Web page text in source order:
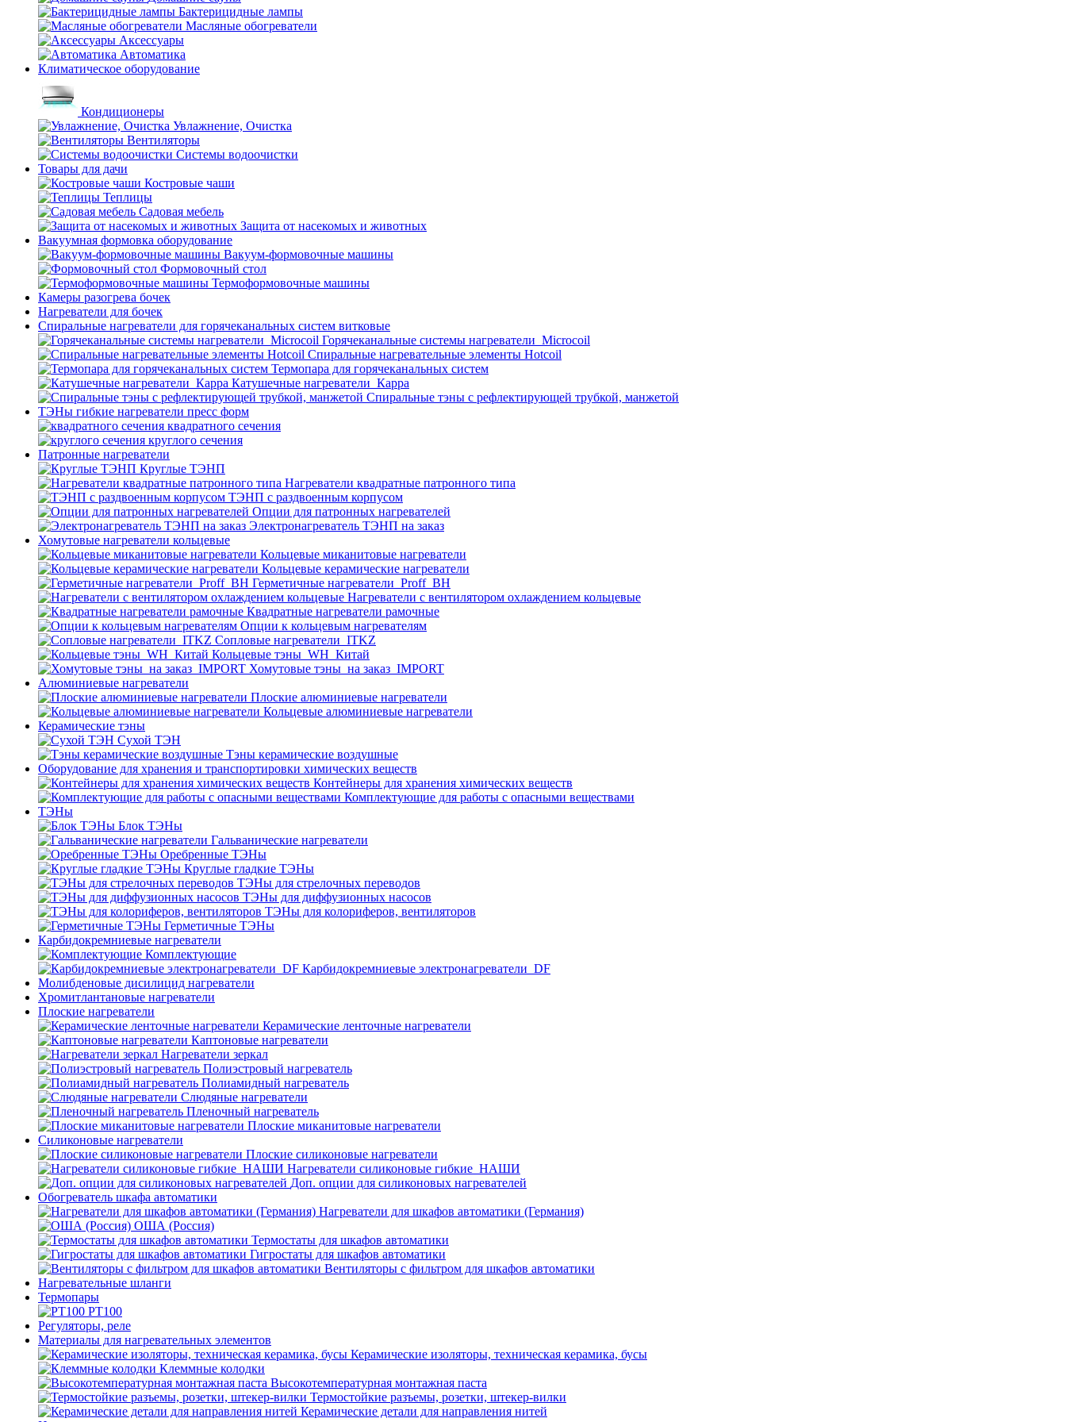
Бактерицидные лампы
Масляные обогреватели
Аксессуары
Автоматика
Климатическое оборудование
Кондиционеры
Увлажнение, Очистка
Вентиляторы
Системы водоочистки
Товары для дачи
Костровые чаши
Теплицы
Садовая мебель
Защита от насекомых и животных
Вакуумная формовка оборудование
Вакуум-формовочные машины
Формовочный стол
Термоформовочные машины
Камеры разогрева бочек
Нагреватели для бочек
Спиральные нагреватели для горячеканальных систем витковые
Горячеканальные системы нагреватели_Microcoil
Спиральные нагревательные элементы Hotcoil
Термопара для горячеканальных систем
Катушечные нагреватели_Карра
Спиральные тэны с рефлектирующей трубкой, манжетой
ТЭНы гибкие нагреватели пресс форм
квадратного сечения
круглого сечения
Патронные нагреватели
Круглые ТЭНП
Нагреватели квадратные патронного типа
ТЭНП с раздвоенным корпусом
Опции для патронных нагревателей
Электронагреватель ТЭНП на заказ
Хомутовые нагреватели кольцевые
Кольцевые миканитовые нагреватели
Кольцевые керамические нагреватели
Герметичные нагреватели_Proff_BH
Нагреватели с вентилятором охлаждением кольцевые
Квадратные нагреватели рамочные
Опции к кольцевым нагревателям
Cопловые нагреватели_ITKZ
Кольцевые тэны_WH_Китай
Хомутовые тэны_на заказ_IMPORT
Алюминиевые нагреватели
Плоские алюминиевые нагреватели
Кольцевые алюминиевые нагреватели
Керамические тэны
Сухой ТЭН
Тэны керамические воздушные
Оборудование для хранения и транспортировки химических веществ
Контейнеры для хранения химических веществ
Комплектующие для работы с опасными веществами
ТЭНы
Блок ТЭНы
Гальванические нагреватели
Оребренные ТЭНы
Круглые гладкие ТЭНы
ТЭНы для стрелочных переводов
ТЭНы для диффузионных насосов
ТЭНы для колориферов, вентиляторов
Герметичные ТЭНы
Карбидокремниевые нагреватели
Комплектующие
Карбидокремниевые электронагреватели_DF
Молибденовые дисилицид нагреватели
Хромитлантановые нагреватели
Плоские нагреватели
Керамические ленточные нагреватели
Каптоновые нагреватели
Нагреватели зеркал
Полиэстровый нагреватель
Полиамидный нагреватель
Слюдяные нагреватели
Пленочный нагреватель
Плоские миканитовые нагреватели
Силиконовые нагреватели
Плоские силиконовые нагреватели
Нагреватели силиконовые гибкие_НАШИ
Доп. опции для силиконовых нагревателей
Обогреватель шкафа автоматики
Нагреватели для шкафов автоматики (Германия)
ОША (Россия)
Термостаты для шкафов автоматики
Гигростаты для шкафов автоматики
Вентиляторы с фильтром для шкафов автоматики
Нагревательные шланги
Термопары
PT100
Регуляторы, реле
Материалы для нагревательных элементов
Керамические изоляторы, техническая керамика, бусы
Клеммные колодки
Высокотемпературная монтажная паста
Термостойкие разъемы, розетки, штекер-вилки
Керамические детали для направления нитей